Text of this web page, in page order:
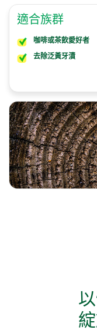
適合族群
咖啡或茶飲愛好者
去除泛黃牙漬